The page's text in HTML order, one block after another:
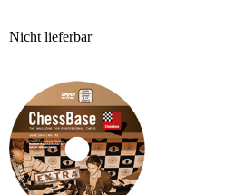
Nicht lieferbar
Datenbank
CB-
Training
Eröffnung
Mittelspiel
Endspiel
Master
Class
Weltmeisterschach